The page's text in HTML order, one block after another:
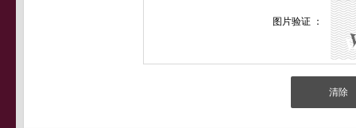
图片验证 ：